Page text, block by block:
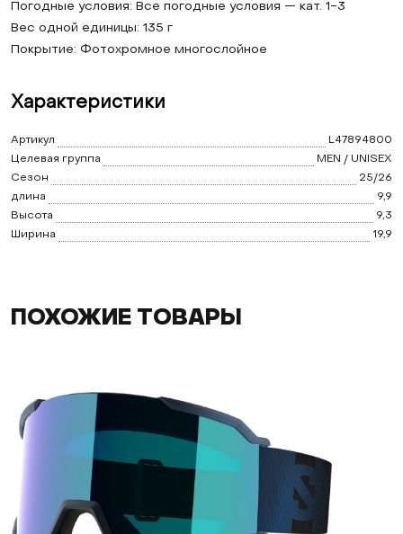
Погодные условия: Все погодные условия — кат. 1-3
Вес одной единицы: 135 г
Покрытие: Фотохромное многослойное
Характеристики
Артикул
L47894800
Целевая группа
MEN / UNISEX
Сезон
25/26
длина
9,9
Высота
9,3
Ширина
19,9
ПОХОЖИЕ ТОВАРЫ